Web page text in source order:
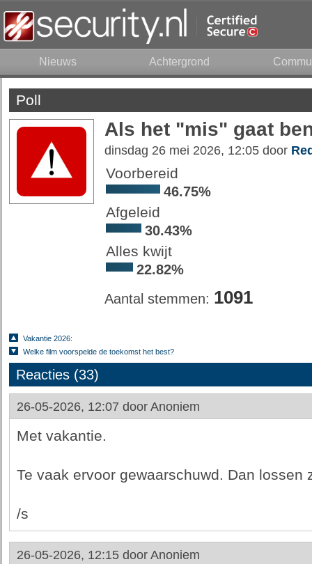
Nieuws Achtergrond
Poll
Als het "mis" gaat
dinsdag 26 mei 2026, 12:05 door
Voorbereid
46.75%
Afgeleid
30.43%
Alles kwijt
22.82%
Aantal stemmen: 1091
Vakantie 2026:
Welke film voorspelde de toekomst het best?
Reacties (33)
26-05-2026, 12:07 door Anoniem
Met vakantie.
Te vaak ervoor gewaarschuwd. Dan lossen
/s
26-05-2026, 12:15 door Anoniem